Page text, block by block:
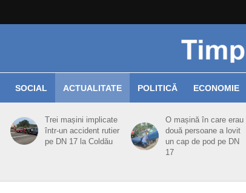
SOCIAL ACTUALITATE POLITICĂ ECONOMIE
Trei mașini implicate
într-un accident rutier
pe DN 17 la Coldău
O mașină în care erau
două persoane a lovit
un cap de pod pe DN
17